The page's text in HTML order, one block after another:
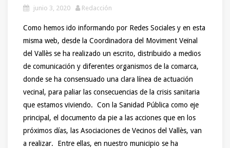
junio 3, 2020 Redacción
Como hemos ido informando por Redes Sociales y en esta
misma web, desde la Coordinadora del Moviment Veïnal
del Vallès se ha realizado un escrito, distribuido a medios
de comunicación y diferentes organismos de la comarca,
donde se ha consensuado una clara línea de actuación
vecinal, para paliar las consecuencias de la crisis sanitaria
que estamos viviendo. Con la Sanidad Pública como eje
principal, el documento da pie a las acciones que en los
próximos días, las Asociaciones de Vecinos del Vallès, van
a realizar. Entre ellas, en nuestro municipio se ha